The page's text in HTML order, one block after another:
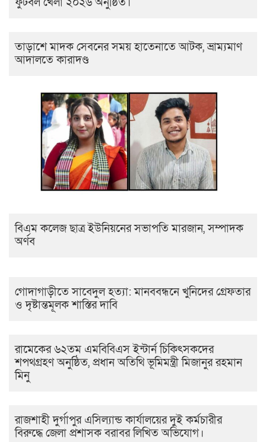
তাড়াশে মাদক সেবনের সময় হাতেনাতে আটক, ভ্রাম্যমাণ
আদালতে কারাদণ্ড
বিএম কলেজ ছাত্র ইউনিয়নের সভাপতি মারজান, সম্পাদক
অর্ণব
গোদাগাড়ীতে সাবেদুল হত্যা: মানববন্ধনে খুনিদের গ্রেফতার
ও দৃষ্টান্তমূলক শাস্তির দাবি
রামেকের ৬২তম এমবিবিএস ইন্টার্ন চিকিৎসকদের
শপথগ্রহণ অনুষ্ঠিত, প্রধান অতিথি ভূমিমন্ত্রী মিজানুর রহমান
মিনু
রাজশাহী দুর্গাপুর এসিল্যান্ড কার্যালয়ের দুই কর্মচারীর
বিরুদ্ধে জেলা প্রশাসক বরাবর লিখিত অভিযোগ।